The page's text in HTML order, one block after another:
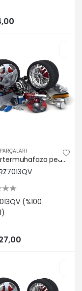
208kartermuhafaza peugeot LTRZ7013QV
(%100